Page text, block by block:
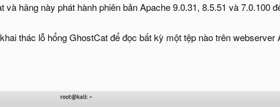
hãng này phát hành phiên bản Apache 9.0.31, 8.5.51 và 7.0.100
thác lỗ hổng GhostCat để đọc bất kỳ một tệp nào trên webserver